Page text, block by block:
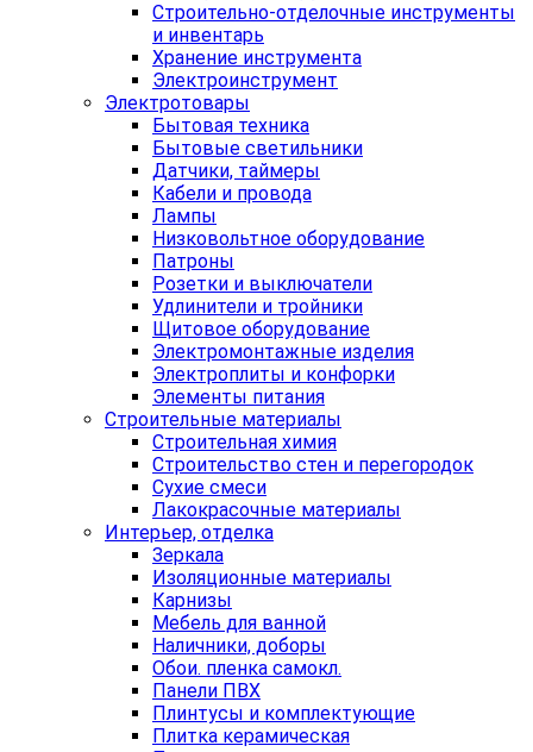
Строительно-отделочные инструменты
и инвентарь
Хранение инструмента
Электроинструмент
Электротовары
Бытовая техника
Бытовые светильники
Датчики, таймеры
Кабели и провода
Лампы
Низковольтное оборудование
Патроны
Розетки и выключатели
Удлинители и тройники
Щитовое оборудование
Электромонтажные изделия
Электроплиты и конфорки
Элементы питания
Строительные материалы
Строительная химия
Строительство стен и перегородок
Сухие смеси
Лакокрасочные материалы
Интерьер, отделка
Зеркала
Изоляционные материалы
Карнизы
Мебель для ванной
Наличники, доборы
Обои. пленка самокл.
Панели ПВХ
Плинтусы и комплектующие
Плитка керамическая